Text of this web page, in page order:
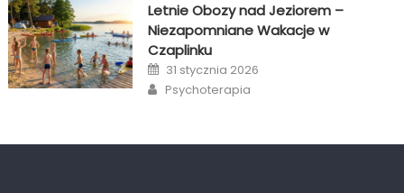
Letnie Obozy nad Jeziorem –
Niezapomniane Wakacje w
Czaplinku
Posted
on
31 stycznia 2026
Author
Psychoterapia